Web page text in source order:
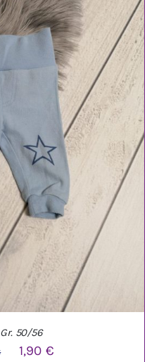
DETAILS
50/56
Ursprünglicher
1,90€